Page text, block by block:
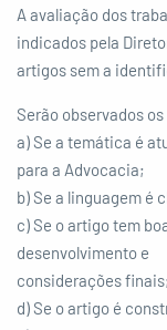
A avaliação dos
indicados pela
artigos sem a
Serão observados
a) Se a temática é
para a Advocacia;
b) Se a linguagem é
c) Se o artigo tem
desenvolvimento e
considerações
d) Se o artigo é